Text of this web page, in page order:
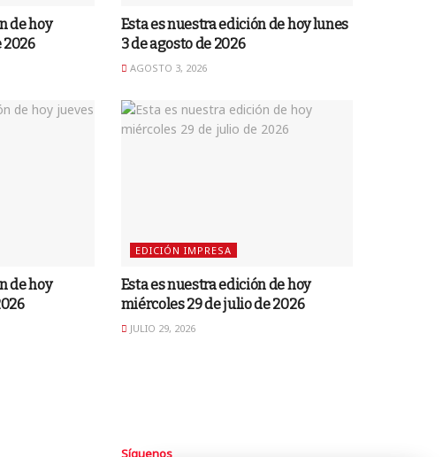
de hoy
2026
Esta es nuestra edición de hoy lunes
3 de agosto de 2026
AGOSTO 3, 2026
de hoy
EDICIÓN IMPRESA
Esta es nuestra edición de hoy
miércoles 29 de julio de 2026
JULIO 29, 2026
Síguenos